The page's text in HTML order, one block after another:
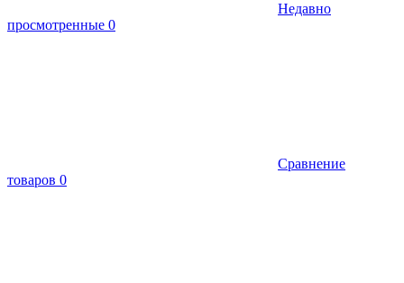
Недавно
просмотренные 0
Сравнение
товаров 0